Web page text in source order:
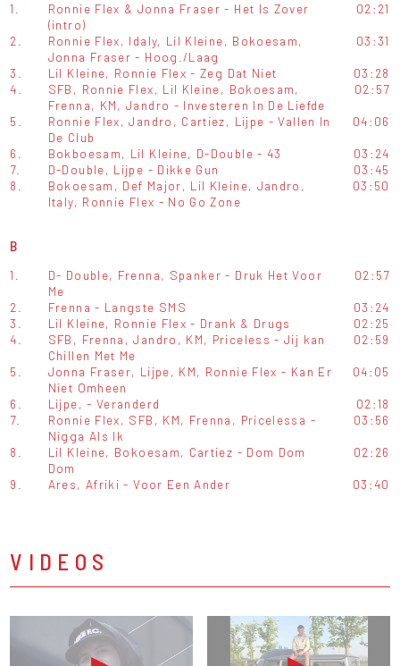
1.
Ronnie Flex & Jonna Fraser - Het Is Zover
(intro)
02:21
2.
Ronnie Flex, Idaly, Lil Kleine, Bokoesam,
Jonna Fraser - Hoog./Laag
03:31
3. Lil Kleine, Ronnie Flex - Zeg Dat Niet
03:28
4.
SFB, Ronnie Flex, Lil Kleine, Bokoesam,
Frenna, KM, Jandro - Investeren In De Liefde
02:57
5.
Ronnie Flex, Jandro, Cartiez, Lijpe - Vallen In
De Club
04:06
6. Bokboesam, Lil Kleine, D-Double - 43
03:24
7.
D-Double, Lijpe - Dikke Gun
03:45
8.
Bokoesam, Def Major, Lil Kleine, Jandro,
Italy, Ronnie Flex - No Go Zone
03:50
B
1.
D- Double, Frenna, Spanker - Druk Het Voor
Me
02:57
2. Frenna - Langste SMS
03:24
3.
Lil Kleine, Ronnie Flex - Drank & Drugs
02:25
4.
SFB, Frenna, Jandro, KM, Priceless - Jij kan
Chillen Met Me
02:59
5.
Jonna Fraser, Lijpe, KM, Ronnie Flex - Kan Er
Niet Omheen
04:05
6. Lijpe, - Veranderd
02:18
7.
Ronnie Flex, SFB, KM, Frenna, Pricelessa -
Nigga Als Ik
03:56
8.
Lil Kleine, Bokoesam, Cartiez - Dom Dom
Dom
02:26
9. Ares, Afriki - Voor Een Ander 03:40
VIDEOS